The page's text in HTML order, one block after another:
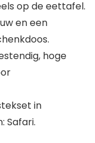
op de eettafel.
en een
hoge
in
Safari.